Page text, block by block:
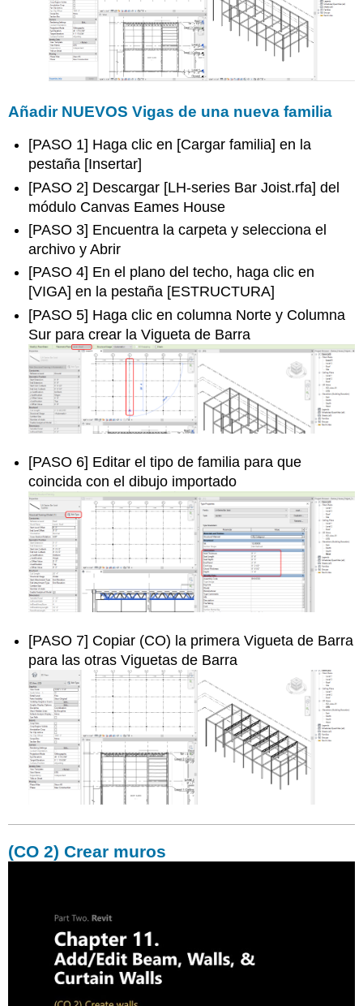
Añadir NUEVOS Vigas de una nueva familia
[PASO 1] Haga clic en [Cargar familia] en la
pestaña [Insertar]
[PASO 2] Descargar [LH-series Bar Joist.rfa] del
módulo Canvas Eames House
[PASO 3] Encuentra la carpeta y selecciona el
archivo y Abrir
[PASO 4] En el plano del techo, haga clic en
[VIGA] en la pestaña [ESTRUCTURA]
[PASO 5] Haga clic en columna Norte y Columna
Sur para crear la Vigueta de Barra
[PASO 6] Editar el tipo de familia para que
coincida con el dibujo importado
[PASO 7] Copiar (CO) la primera Vigueta de Barra
para las otras Viguetas de Barra
(CO 2) Crear muros